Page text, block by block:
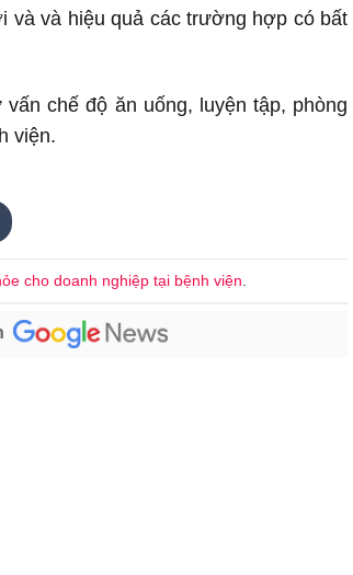
và và hiệu quả các trường hợp có bất
chế độ ăn uống, luyện tập, phòng
viện.
cho doanh nghiệp tại bệnh viện